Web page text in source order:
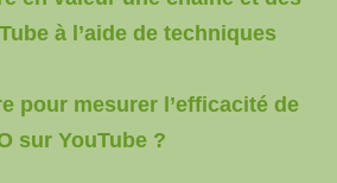
à l’aide de techniques
pour mesurer l’efficacité de
sur YouTube ?